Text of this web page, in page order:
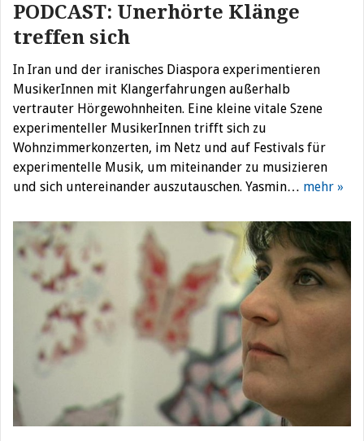
PODCAST: Unerhörte Klänge
treffen sich
In Iran und der iranisches Diaspora experimentieren
MusikerInnen mit Klangerfahrungen außerhalb
vertrauter Hörgewohnheiten. Eine kleine vitale Szene
experimenteller MusikerInnen trifft sich zu
Wohnzimmerkonzerten, im Netz und auf Festivals für
experimentelle Musik, um miteinander zu musizieren
und sich untereinander auszutauschen. Yasmin… mehr »